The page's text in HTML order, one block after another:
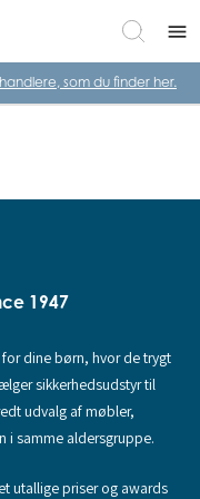
menu
som du finder her.
1947
dine børn, hvor de trygt
sikkerhedsudstyr til
udvalg af møbler,
i samme aldersgruppe.
utallige priser og awards